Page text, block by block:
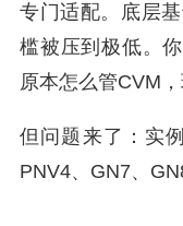
专门适配。底层
槛被压到极低。
原本怎么管CVM
但问题来了：实
PNV4、GN7、